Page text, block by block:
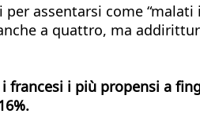
assentarsi come
a quattro, ma
francesi i più propensi a